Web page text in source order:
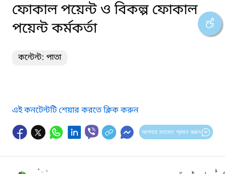
ফোকাল পয়েন্ট ও বিকল্প ফোকাল
পয়েন্ট কর্মকর্তা
কন্টেন্ট: পাতা
এই কনটেন্টটি শেয়ার করতে ক্লিক করুন
আপনার মতামত প্রদান করুন